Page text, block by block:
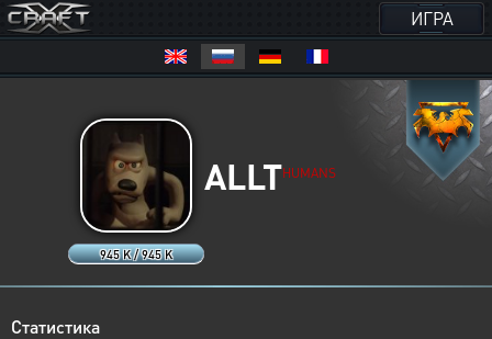
ИГРА
945 K / 945 K
ALLTHUMANS
Статистика